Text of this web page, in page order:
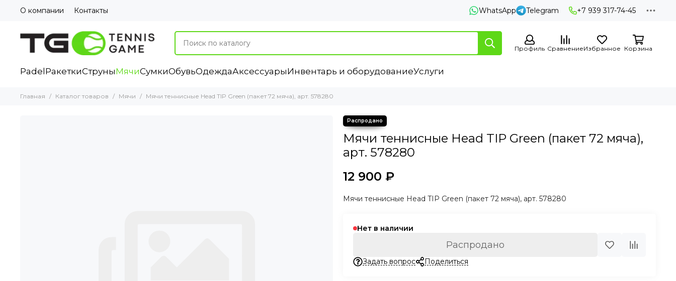
О компании Контакты WhatsApp Telegram +7 939 317-74-45
Профиль СравнениеИзбранное Корзина
Padel РакеткиСтруныМячиСумкиОбувьОдеждаАксессуарыИнвентарь и оборудованиеУслуги
Главная Каталог товаров Мячи Мячи теннисные Head TIP Green (пакет 72 мяча), арт. 578280
Мячи теннисные Head TIP Green (пакет 72 мяча),
арт. 578280
12 900 ₽
Мячи теннисные Head TIP Green (пакет 72 мяча), арт. 578280
Нет в наличии
Распродано
Задать вопрос Поделиться